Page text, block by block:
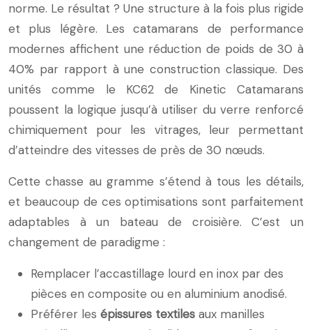
norme. Le résultat ? Une structure à la fois plus rigide
et plus légère. Les catamarans de performance
modernes affichent une réduction de poids de 30 à
40% par rapport à une construction classique. Des
unités comme le KC62 de Kinetic Catamarans
poussent la logique jusqu’à utiliser du verre renforcé
chimiquement pour les vitrages, leur permettant
d’atteindre des vitesses de près de 30 nœuds.
Cette chasse au gramme s’étend à tous les détails,
et beaucoup de ces optimisations sont parfaitement
adaptables à un bateau de croisière. C’est un
changement de paradigme :
Remplacer l’accastillage lourd en inox par des
pièces en composite ou en aluminium anodisé.
Préférer les épissures textiles aux manilles